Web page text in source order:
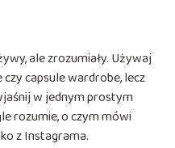
ale zrozumiały. Używaj
capsule wardrobe, lecz
w jednym prostym
rozumie, o czym mówi
z Instagrama.